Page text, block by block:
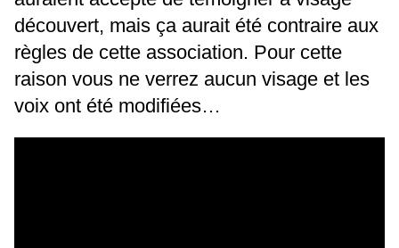
découvert, mais ça aurait été contraire aux
règles de cette association. Pour cette
raison vous ne verrez aucun visage et les
voix ont été modifiées…